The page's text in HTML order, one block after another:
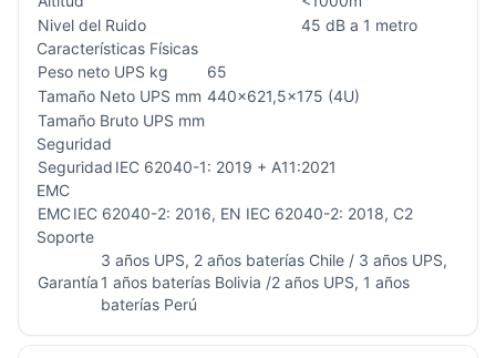
Nivel del Ruido
45 dB a 1 metro
Características Físicas
Peso neto UPS kg
65
Tamaño Neto UPS mm 440x621,5x175 (4U)
Tamaño Bruto UPS mm
Seguridad
Seguridad IEC 62040-1: 2019 + A11:2021
EMC
EMCIEC 62040-2: 2016, EN IEC 62040-2: 2018, C2
Soporte
Garantía
3 años UPS, 2 años baterías Chile / 3 años UPS,
1 años baterías Bolivia /2 años UPS, 1 años
baterías Perú